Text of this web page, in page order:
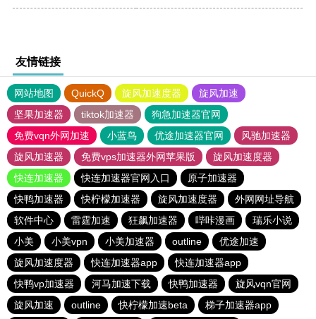
友情链接
网站地图 QuickQ 旋风加速度器
旋风加速
坚果加速器
tiktok加速器
狗急加速器官网
免费vqn外网加速
小蓝鸟 优途加速器官网
风驰加速器
旋风加速器
免费vps加速器外网苹果版
旋风加速度器
快连加速器
快连加速器官网入口
原子加速器
快鸭加速器
快柠檬加速器 旋风加速度器
外网网址导航
软件中心
雷霆加速 狂飙加速器 哔咔漫画
瑞乐小说
小美
小美vpn 小美加速器 outline
优途加速
旋风加速度器
快连加速器app
快连加速器app
快鸭vp加速器
河马加速下载 快鸭加速器
旋风vqn官网
旋风加速
outline 快柠檬加速beta 梯子加速器app